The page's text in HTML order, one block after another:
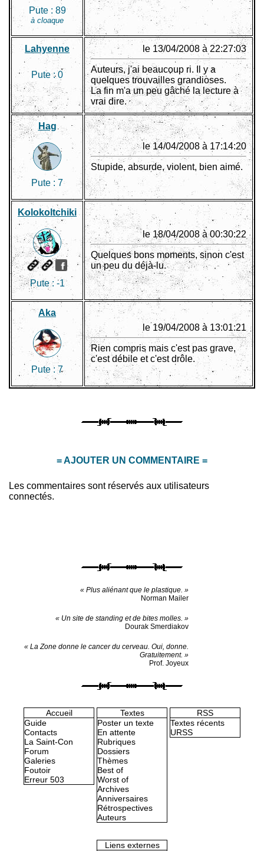
Pute : 89
à cloaque
Lahyenne
Pute :0
le 13/04/2008 à 22:27:03
Auteurs, j'ai beaucoup ri. Il y a
quelques trouvailles grandioses.
La fin m'a un peu gâché la lecture à
vrai dire.
Hag
Pute : 7
le 14/04/2008 à 17:14:20
Stupide, absurde, violent, bien aimé.
Kolokoltchiki
Pute : -1
le 18/04/2008 à 00:30:22
Quelques bons moments, sinon c'est
un peu du déjà-lu.
Aka
Pute :7
le 19/04/2008 à 13:01:21
Rien compris mais c'est pas grave,
c'est débile et c'est drôle.
= AJOUTER UN COMMENTAIRE =
Les commentaires sont réservés aux utilisateurs
connectés.
« Plus aliénant que le plastique. »
Norman Mailer
« Un site de standing et de bites molles. »
Dourak Smerdiakov
« La Zone donne le cancer du cerveau. Oui, donne.
Gratuitement. »
Prof. Joyeux
Accueil
Guide
Contacts
La Saint-Con
Forum
Galeries
Foutoir
Erreur 503
Textes
Poster un texte
En attente
Rubriques
Dossiers
Thèmes
Best of
Worst of
Archives
Anniversaires
Rétrospectives
Auteurs
RSS
Textes récents
URSS
Liens externes